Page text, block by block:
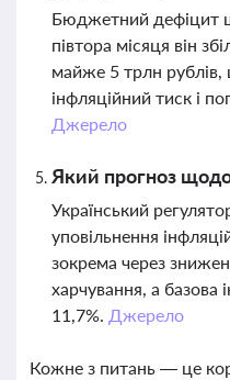
Бюджетний дефіцит
півтора місяця він
майже 5 трлн
інфляційний тиск і
Джерело
Який прогноз щодо
Український
уповільнення
зокрема через
харчування, а базова
11,7%. Джерело
Кожне з питань — це